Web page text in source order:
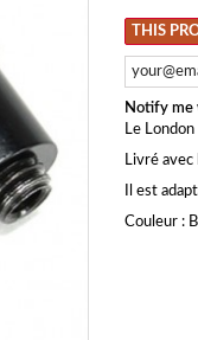
THIS
Notify me
Le
Livré
Il est
Couleur :